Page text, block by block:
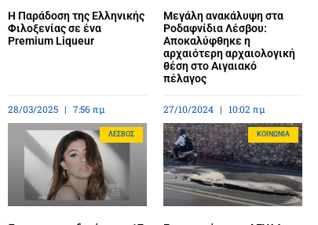
Η Παράδοση της Ελληνικής
Φιλοξενίας σε ένα
Premium Liqueur
28/03/2025 7:56 πμ
Μεγάλη ανακάλυψη στα
Ροδαφνίδια Λέσβου:
Αποκαλύφθηκε η
αρχαιότερη αρχαιολογική
θέση στο Αιγαιακό
πέλαγος
27/10/2024 10:02 πμ
ΛΈΣΒΟΣ ΚΟΙΝΩΝΊΑ